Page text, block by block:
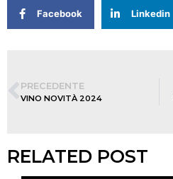
Facebook Linkedin
PRECEDENTE
VINO NOVITÀ 2024
RELATED POST